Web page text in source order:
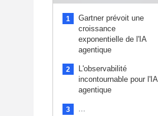
1
Gartner prévoit une
croissance
exponentielle de l'IA
agentique
2
L'observabilité
incontournable pour l'IA
agentique
3 ...